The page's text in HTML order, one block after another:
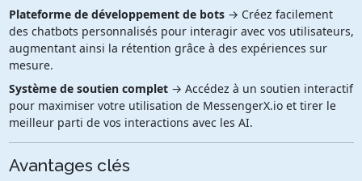
Plateforme de développement de bots→ Créez facilement
des chatbots personnalisés pour interagir avec vos utilisateurs,
augmentant ainsi la rétention grâce à des expériences sur
mesure.
Système de soutien complet→ Accédez à un soutien interactif
pour maximiser votre utilisation de MessengerX.io et tirer le
meilleur parti de vos interactions avec les AI.
Avantages clés